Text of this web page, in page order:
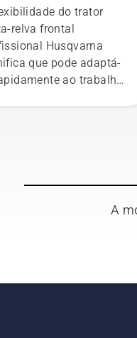
corta-relva frontal
profissional
do trator
relva frontal
Husqvarna
que pode adaptá-
ao trabalho
A